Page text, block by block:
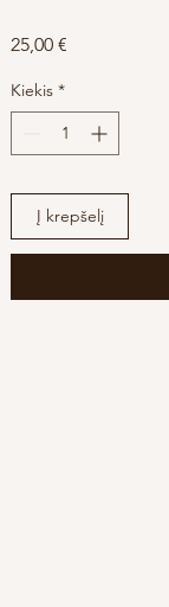
25,00 €
Kiekis *
Į krepšelį